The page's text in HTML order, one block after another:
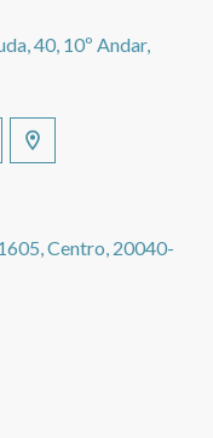
40, 10º Andar,
Centro, 20040-